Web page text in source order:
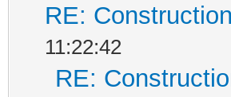
RE:
11:22:42
RE: